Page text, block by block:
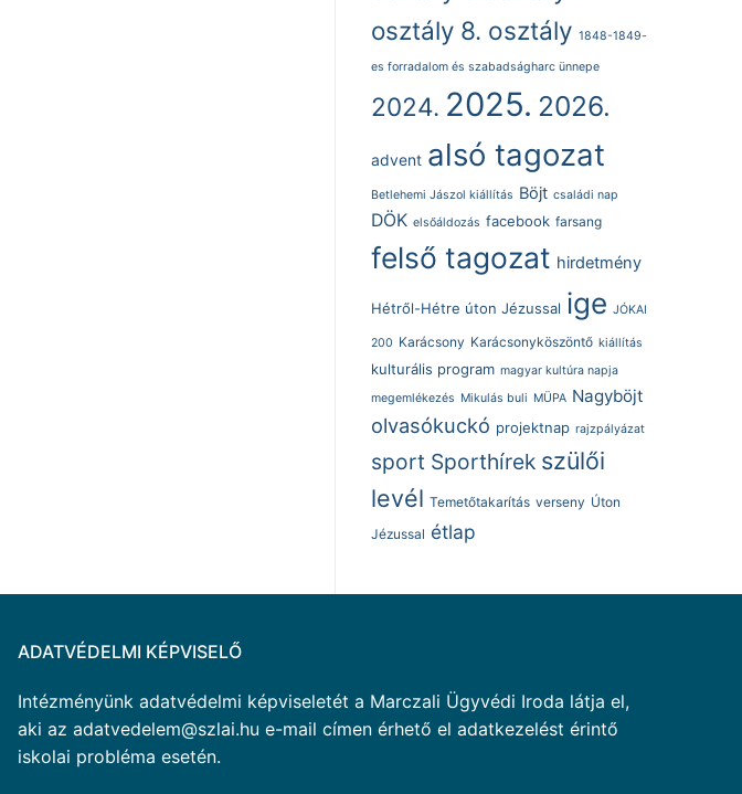
osztály 8. osztály 1848-1849-
es forradalom és szabadságharc ünnepe
2024. 2025. 2026.
advent alsó tagozat
Betlehemi Jászol kiállítás Böjt családi nap
DÖK elsőáldozás facebook farsang
felső tagozat hirdetmény
Hétről-Hétre úton Jézussal ige JÓKAI
200 Karácsony Karácsonyköszöntő kiállítás
kulturális program magyar kultúra napja
megemlékezés Mikulás buli MÜPA Nagyböjt
olvasókuckó projektnap rajzpályázat
sport Sporthírek szülői
levél Temetőtakarítás verseny Úton
Jézussal étlap
ADATVÉDELMI KÉPVISELŐ
Intézményünk adatvédelmi képviseletét a Marczali Ügyvédi Iroda látja el,
aki az adatvedelem@szlai.hu e-mail címen érhető el adatkezelést érintő
iskolai probléma esetén.